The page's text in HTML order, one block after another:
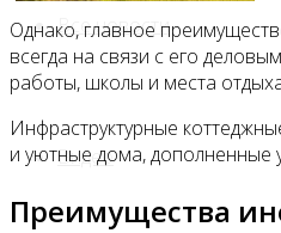
Все новости
Видео
Однако, главное
всегда на связи с его
работы, школы и места
Инфраструктурные
и уютные дома, дополненные
Преимущества